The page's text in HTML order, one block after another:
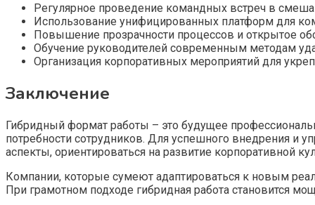
Регулярное проведение командных встреч в
Использование унифицированных платформ для
Повышение прозрачности процессов и открытое
Обучение руководителей современным методам
Организация корпоративных мероприятий для
Заключение
Гибридный формат работы – это будущее
потребности сотрудников. Для успешного внедрения и
аспекты, ориентироваться на развитие корпоративной
Компании, которые сумеют адаптироваться к новым
При грамотном подходе гибридная работа становится